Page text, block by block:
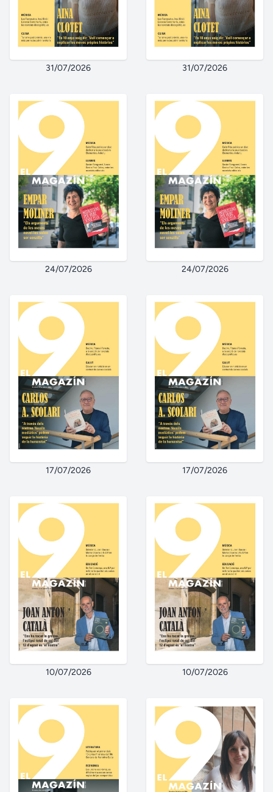
31/07/2026 31/07/2026
24/07/2026 24/07/2026
17/07/2026 17/07/2026
10/07/2026 10/07/2026